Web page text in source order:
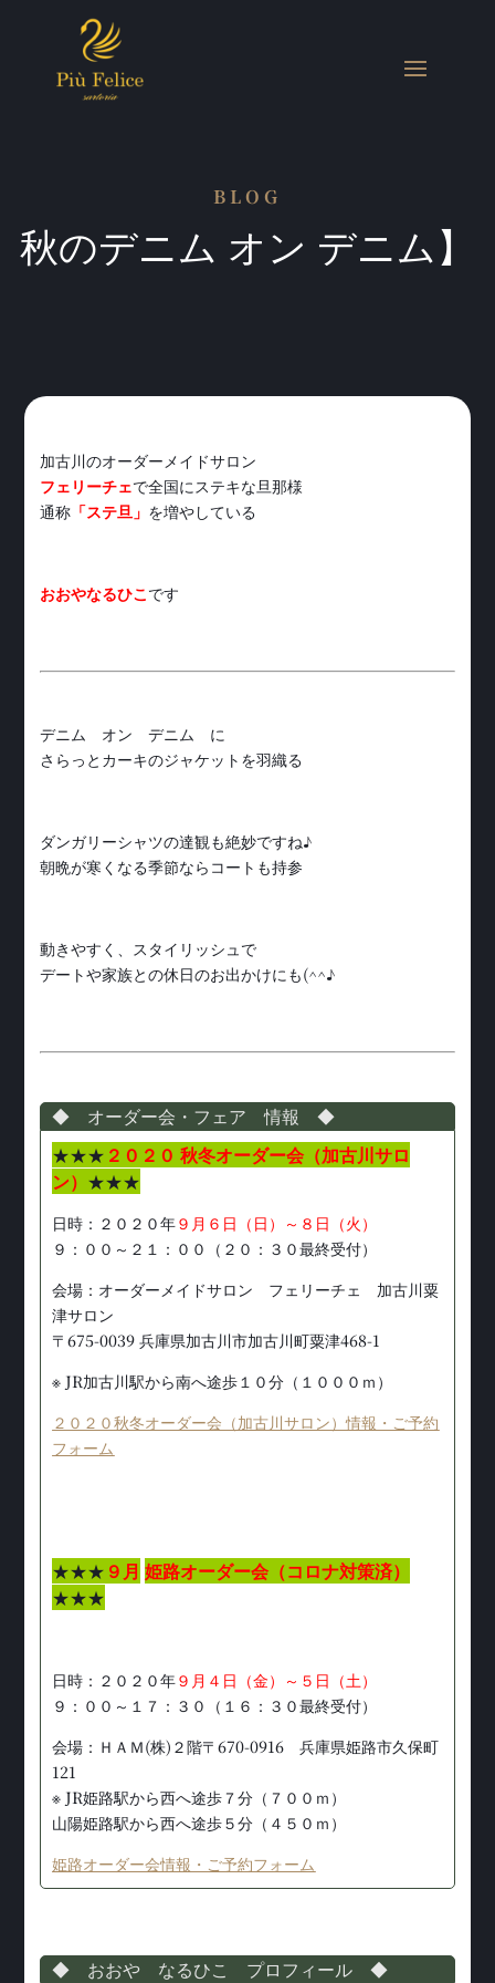
BLOG
秋のデニム オン デニム】
加古川のオーダーメイドサロン
フェリーチェで全国にステキな旦那様
通称 「ステ旦」 を増やしている
おおやなるひこです
デニム オン デニム に
さらっとカーキのジャケットを羽織る
ダンガリーシャツの達観も絶妙ですね♪
朝晩が寒くなる季節ならコートも持参
動きやすく、スタイリッシュで
デートや家族との休日のお出かけにも(^^♪
◆ オーダー会・フェア 情報 ◆
★★★ ２０２０ 秋冬オーダー会（加古川サロ
ン） ★★★
日時：２０２０年９月６日（日）～８日（火）
９：００～２１：００（２０：３０最終受付）
会場：オーダーメイドサロン フェリーチェ 加古川粟
津サロン
〒675-0039 兵庫県加古川市加古川町粟津468-1
※ JR加古川駅から南へ途歩１０分（１０００ｍ）
２０２０秋冬オーダー会（加古川サロン）情報・ご予約
フォーム
★★★ ９月 姫路オーダー会（コロナ対策済）
★★★
日時：２０２０年９月４日（金）～５日（土）
９：００～１７：３０（１６：３０最終受付）
会場：ＨＡＭ(株)２階〒670-0916 兵庫県姫路市久保町
121
※ JR姫路駅から西へ途歩７分（７００ｍ）
山陽姫路駅から西へ途歩５分（４５０ｍ）
姫路オーダー会情報・ご予約フォーム
◆ おおや なるひこ プロフィール ◆